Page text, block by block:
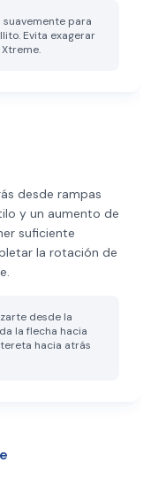
para
Evita exagerar
desde rampas
y un aumento de
suficiente
la rotación de
desde la
la flecha hacia
hacia atrás